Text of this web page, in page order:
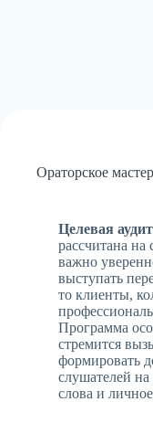
Ораторское
Целевая
рассчитана на
важно
выступать
то клиенты,
Программа
стремится
формировать
слушателей на
слова и